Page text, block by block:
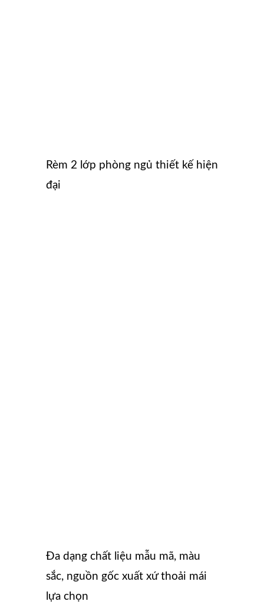
Rèm 2 lớp phòng ngủ thiết kế hiện
đại
Đa dạng chất liệu mẫu mã, màu
sắc, nguồn gốc xuất xứ thoải mái
lựa chọn